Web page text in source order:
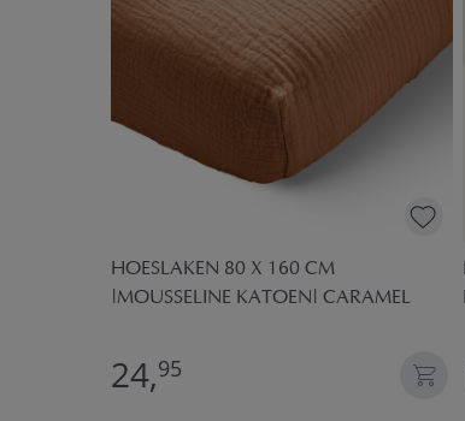
HOESLAKEN 80 X 160 CM
|MOUSSELINE KATOEN| CARAMEL
24,95